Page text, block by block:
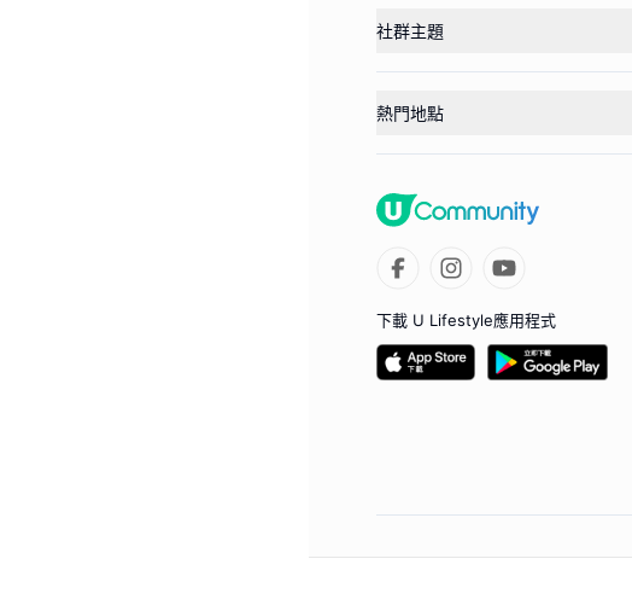
社群主題
熱門地點
下載 U Lifestyle應用程式